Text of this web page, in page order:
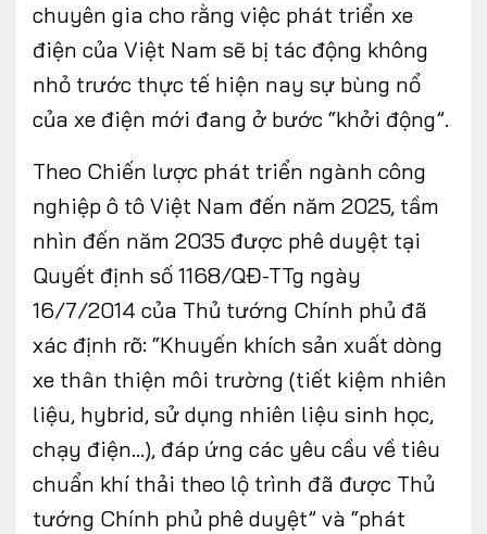
chuyên gia cho rằng việc phát triển xe
điện của Việt Nam sẽ bị tác động không
nhỏ trước thực tế hiện nay sự bùng nổ
của xe điện mới đang ở bước “khởi động”.
Theo Chiến lược phát triển ngành công
nghiệp ô tô Việt Nam đến năm 2025, tầm
nhìn đến năm 2035 được phê duyệt tại
Quyết định số 1168/QĐ-TTg ngày
16/7/2014 của Thủ tướng Chính phủ đã
xác định rõ: “Khuyến khích sản xuất dòng
xe thân thiện môi trường (tiết kiệm nhiên
liệu, hybrid, sử dụng nhiên liệu sinh học,
chạy điện...), đáp ứng các yêu cầu về tiêu
chuẩn khí thải theo lộ trình đã được Thủ
tướng Chính phủ phê duyệt” và “phát